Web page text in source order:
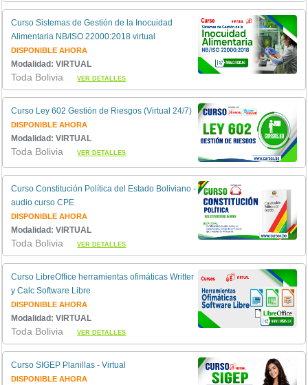
Curso Sistemas de Gestión de la Inocuidad
Alimentaria NB/ISO 22000:2018 virtual
DISPONIBLE AHORA
Modalidad: VIRTUAL
Toda BoliviaVER DETALLES
Curso Ley 602 Gestión de Riesgos (Virtual 24/7)
DISPONIBLE AHORA
Modalidad: VIRTUAL
Toda BoliviaVER DETALLES
Curso Constitución Política del Estado Boliviano -
audio curso CPE
DISPONIBLE AHORA
Modalidad: VIRTUAL
Toda BoliviaVER DETALLES
Curso LibreOffice herramientas ofimáticas Writter
y Calc Software Libre
DISPONIBLE AHORA
Modalidad: VIRTUAL
Toda BoliviaVER DETALLES
Curso SIGEP Planillas - Virtual
DISPONIBLE AHORA